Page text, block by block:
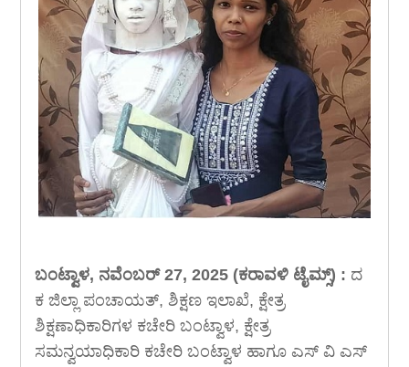
ಬಂಟ್ವಾಳ, ನವೆಂಬರ್ 27, 2025 (ಕರಾವಳಿ ಟೈಮ್ಸ್) : ದ
ಕ ಜಿಲ್ಲಾ ಪಂಚಾಯತ್, ಶಿಕ್ಷಣ ಇಲಾಖೆ, ಕ್ಷೇತ್ರ
ಶಿಕ್ಷಣಾಧಿಕಾರಿಗಳ ಕಚೇರಿ ಬಂಟ್ವಾಳ, ಕ್ಷೇತ್ರ
ಸಮನ್ವಯಾಧಿಕಾರಿ ಕಚೇರಿ ಬಂಟ್ವಾಳ ಹಾಗೂ ಎಸ್ ವಿ ಎಸ್